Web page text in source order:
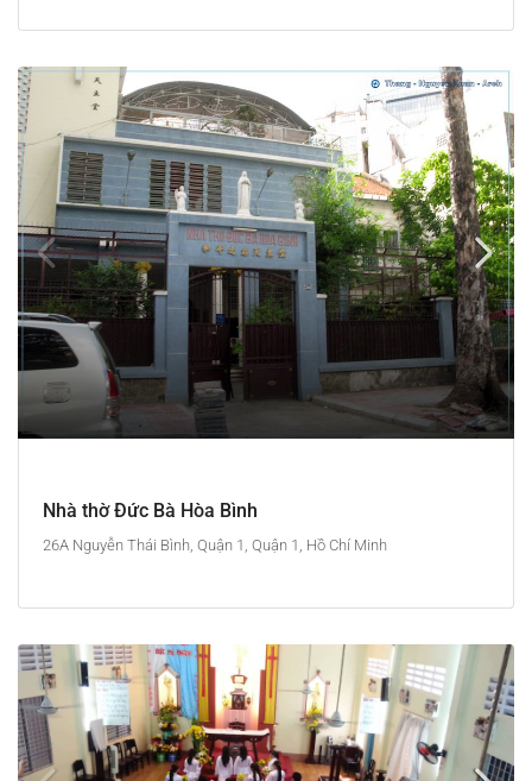
Nhà thờ Đức Bà Hòa Bình
26A Nguyễn Thái Bình, Quận 1, Quận 1, Hồ Chí Minh